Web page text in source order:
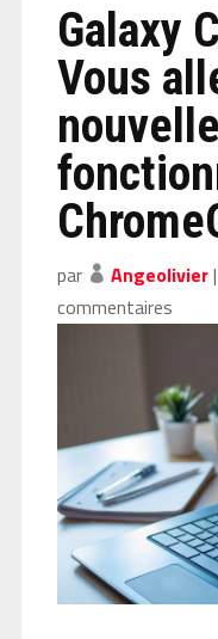
Galaxy
Vous
par Angeolivier|
commentaires